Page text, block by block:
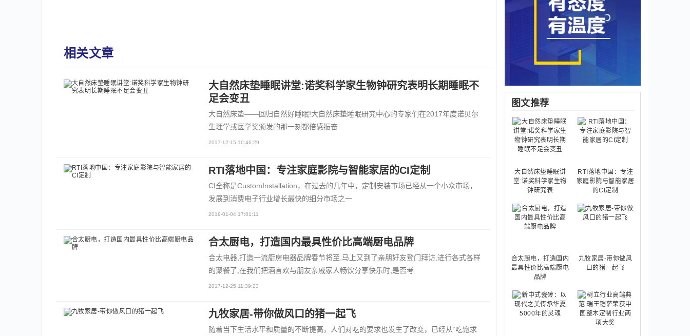
相关文章
大自然床垫睡眠讲堂:诺奖科学家生物钟研究表明长期睡眠不
足会变丑
大自然床垫——回归自然好睡眠!大自然床垫睡眠研究中心的专家们在2017年度诺贝尔
生理学或医学奖颁发的那一刻都倍感振奋
2017-12-15 10:46:29
RTI落地中国：专注家庭影院与智能家居的CI定制
CI全称是CustomInstallation，在过去的几年中，定制安装市场已经从一个小众市场，
发展到消费电子行业增长最快的细分市场之一
2018-01-04 17:01:11
合太厨电，打造国内最具性价比高端厨电品牌
合太电器,打造一流厨房电器品牌春节将至,马上又到了亲朋好友登门拜访,进行各式各样
的聚餐了,在我们把酒言欢与朋友亲戚家人畅饮分享快乐时,是否考
2017-12-25 11:39:23
九牧家居-带你做风口的猪一起飞
随着当下生活水平和质量的不断提高，人们对吃的要求也发生了改变，已经从“吃饱求
图文推荐
大自然床垫睡眠讲
堂:诺奖科学家生物
钟研究表
RTI落地中国：专注
家庭影院与智能家居
的CI定制
合太厨电，打造国内
最具性价比高端厨电
品牌
九牧家居-带你做风
口的猪一起飞